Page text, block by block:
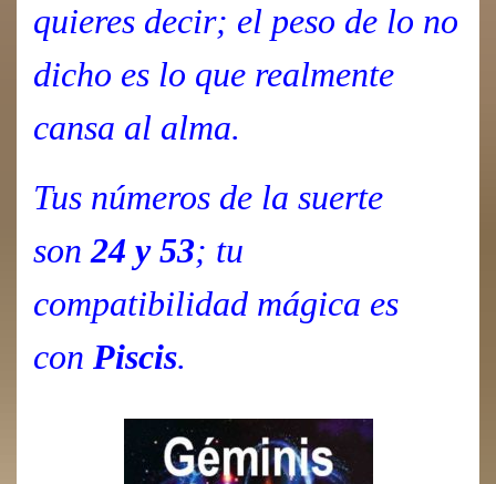
quieres decir; el peso de lo no
dicho es lo que realmente
cansa al alma.
Tus números de la suerte
son24 y 53; tu
compatibilidad mágica es
con Piscis.